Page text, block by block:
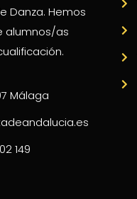
Danza. Hemos
alumnos/as
Málaga
149